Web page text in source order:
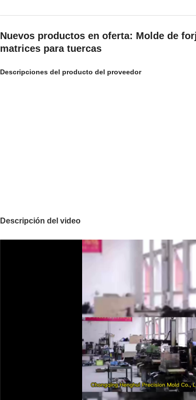
Nuevos productos en oferta: Molde de
matrices para tuercas
Descripciones del producto del proveedor
Descripción del video